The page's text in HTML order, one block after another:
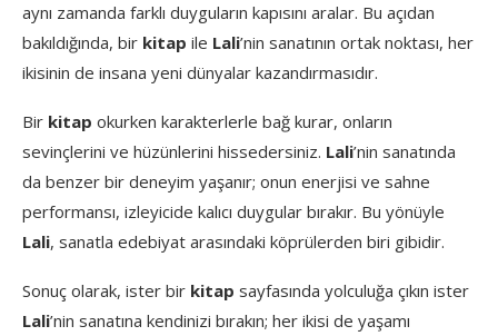
aynı zamanda farklı duyguların kapısını aralar. Bu açıdan
bakıldığında, bir kitap ile Lali’nin sanatının ortak noktası, her
ikisinin de insana yeni dünyalar kazandırmasıdır.
Bir kitap okurken karakterlerle bağ kurar, onların
sevinçlerini ve hüzünlerini hissedersiniz. Lali’nin sanatında
da benzer bir deneyim yaşanır; onun enerjisi ve sahne
performansı, izleyicide kalıcı duygular bırakır. Bu yönüyle
Lali, sanatla edebiyat arasındaki köprülerden biri gibidir.
Sonuç olarak, ister bir kitap sayfasında yolculuğa çıkın ister
Lali’nin sanatına kendinizi bırakın; her ikisi de yaşamı